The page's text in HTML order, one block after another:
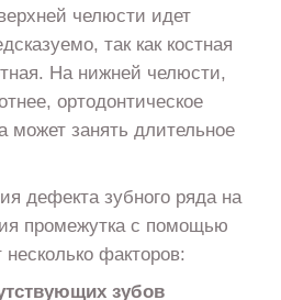
челюсти идет
так как костная
На нижней челюсти,
ортодонтическое
может занять длительное
дефекта зубного ряда на
промежутка с помощью
факторов:
зубов